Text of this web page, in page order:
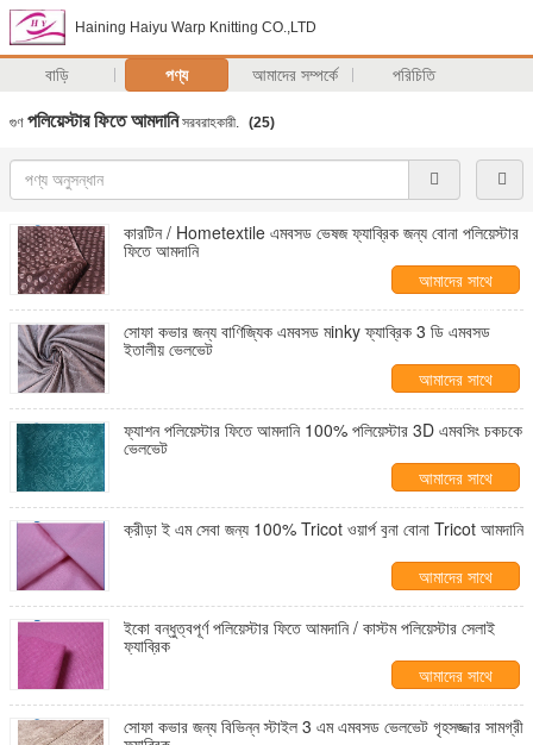
Haining Haiyu Warp Knitting CO.,LTD
বাড়ি পণ্য আমাদের সম্পর্কে পরিচিতি
গুণ পলিয়েস্টার ফিতে আমদানিসরবরাহকারী. (25)
কারটিন / Hometextile এমবসড ভেষজ ফ্যাব্রিক জন্য বোনা পলিয়েস্টার
ফিতে আমদানি
আমাদের সাথে
যোগাযোগ করুন
সোফা কভার জন্য বাণিজ্যিক এমবসড মinky ফ্যাব্রিক 3 ডি এমবসড
ইতালীয় ভেলভেট
আমাদের সাথে
যোগাযোগ করুন
ফ্যাশন পলিয়েস্টার ফিতে আমদানি 100% পলিয়েস্টার 3D এমবসিং চকচকে
ভেলভেট
আমাদের সাথে
যোগাযোগ করুন
ক্রীড়া ই এম সেবা জন্য 100% Tricot ওয়ার্প বুনা বোনা Tricot আমদানি
আমাদের সাথে
যোগাযোগ করুন
ইকো বন্ধুত্বপূর্ণ পলিয়েস্টার ফিতে আমদানি / কাস্টম পলিয়েস্টার সেলাই
ফ্যাব্রিক
আমাদের সাথে
যোগাযোগ করুন
সোফা কভার জন্য বিভিন্ন স্টাইল 3 এম এমবসড ভেলভেট গৃহসজ্জার সামগ্রী